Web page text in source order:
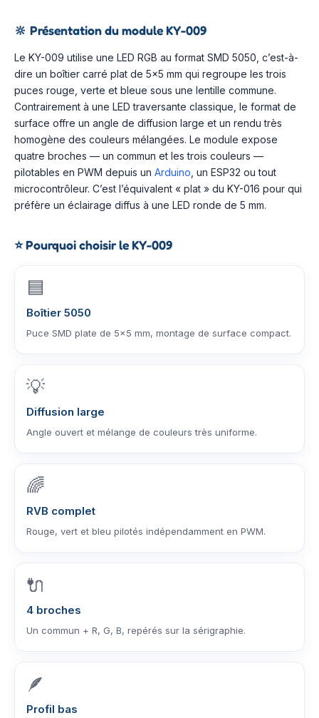
🔆 Présentation du module KY-009
Le KY-009 utilise une LED RGB au format SMD 5050, c’est-à-
dire un boîtier carré plat de 5×5 mm qui regroupe les trois
puces rouge, verte et bleue sous une lentille commune.
Contrairement à une LED traversante classique, le format de
surface offre un angle de diffusion large et un rendu très
homogène des couleurs mélangées. Le module expose
quatre broches — un commun et les trois couleurs —
pilotables en PWM depuis un Arduino , un ESP32 ou tout
microcontrôleur. C’est l’équivalent « plat » du KY-016 pour qui
préfère un éclairage diffus à une LED ronde de 5 mm.
⭐Pourquoi choisir le KY-009
🟦
Boîtier 5050
Puce SMD plate de 5×5 mm, montage de surface compact.
💡
Diffusion large
Angle ouvert et mélange de couleurs très uniforme.
🌈
RVB complet
Rouge, vert et bleu pilotés indépendamment en PWM.
🔌
4 broches
Un commun + R, G, B, repérés sur la sérigraphie.
🪶
Profil bas